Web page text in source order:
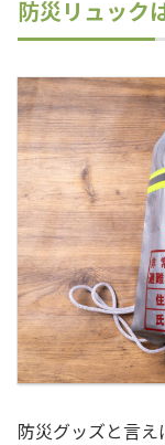
防災リュック
防災グッズと言え